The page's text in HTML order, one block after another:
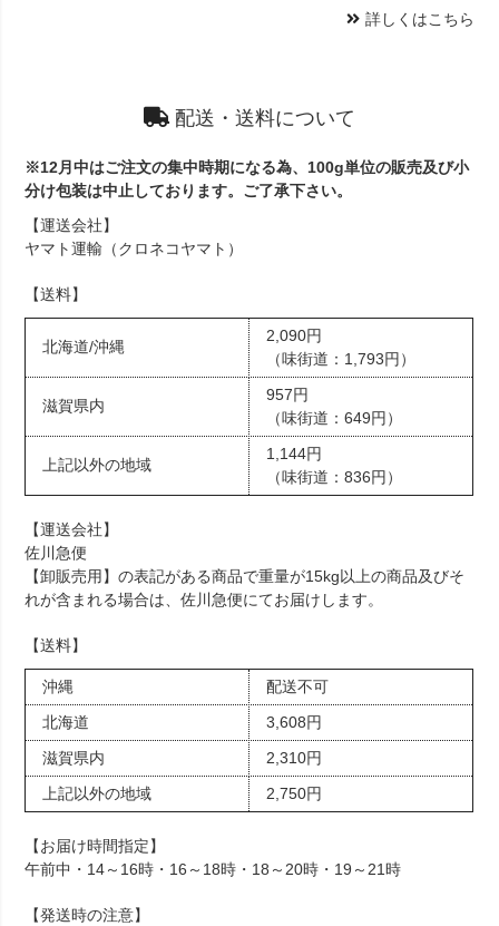
詳しくはこちら
配送・送料について
※12月中はご注文の集中時期になる為、100g単位の販売及び小
分け包装は中止しております。ご了承下さい。
【運送会社】
ヤマト運輸（クロネコヤマト）
【送料】
北海道/沖縄
2,090円
（味街道：1,793円）
滋賀県内
957円
（味街道：649円）
上記以外の地域
1,144円
（味街道：836円）
【運送会社】
佐川急便
【卸販売用】の表記がある商品で重量が15kg以上の商品及びそ
れが含まれる場合は、佐川急便にてお届けします。
【送料】
沖縄
配送不可
北海道
3,608円
滋賀県内
2,310円
上記以外の地域
2,750円
【お届け時間指定】
午前中・14～16時・16～18時・18～20時・19～21時
【発送時の注意】